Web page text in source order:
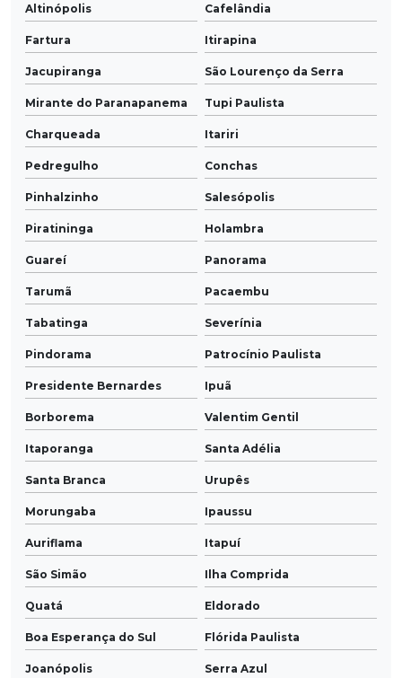
Altinópolis Cafelândia
Fartura Itirapina
Jacupiranga São Lourenço da Serra
Mirante do Paranapanema Tupi Paulista
Charqueada Itariri
Pedregulho Conchas
Pinhalzinho Salesópolis
Piratininga Holambra
Guareí Panorama
Tarumã Pacaembu
Tabatinga Severínia
Pindorama Patrocínio Paulista
Presidente Bernardes Ipuã
Borborema Valentim Gentil
Itaporanga Santa Adélia
Santa Branca Urupês
Morungaba Ipaussu
Auriflama Itapuí
São Simão Ilha Comprida
Quatá Eldorado
Boa Esperança do Sul Flórida Paulista
Joanópolis Serra Azul